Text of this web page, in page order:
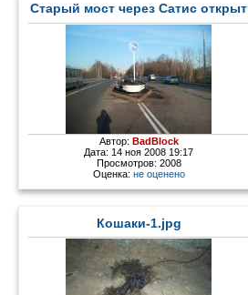
Старый мост через Сатис открыт
Автор: BadBlock
Дата: 14 ноя 2008 19:17
Просмотров: 2008
Оценка: не оценено
Кошаки-1.jpg